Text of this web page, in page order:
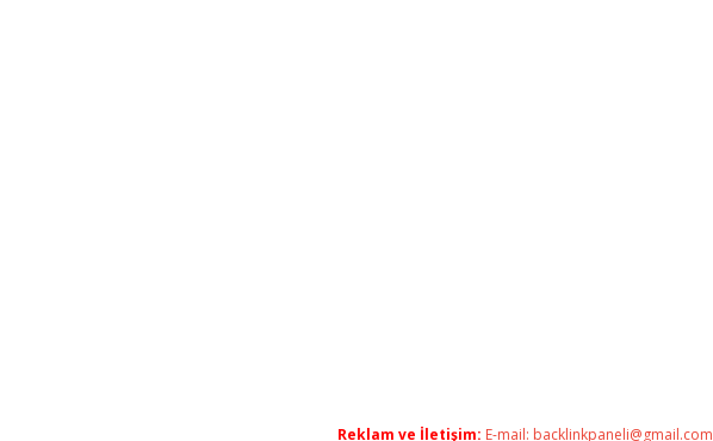
Reklam ve İletişim: E-mail: backlinkpaneli@gmail.com